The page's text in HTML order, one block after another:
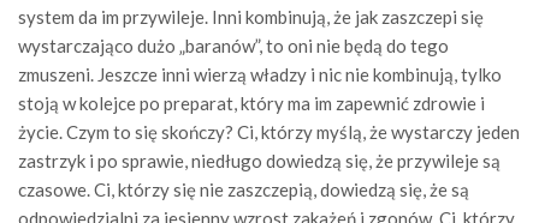
system da im przywileje. Inni kombinują, że jak zaszczepi się
wystarczająco dużo „baranów”, to oni nie będą do tego
zmuszeni. Jeszcze inni wierzą władzy i nic nie kombinują, tylko
stoją w kolejce po preparat, który ma im zapewnić zdrowie i
życie. Czym to się skończy? Ci, którzy myślą, że wystarczy jeden
zastrzyk i po sprawie, niedługo dowiedzą się, że przywileje są
czasowe. Ci, którzy się nie zaszczepią, dowiedzą się, że są
odpowiedzialni za jesienny wzrost zakażeń i zgonów. Ci, którzy